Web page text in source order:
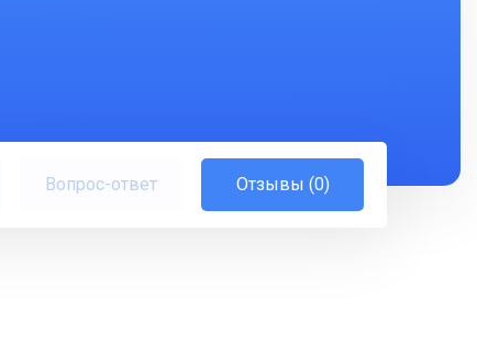
Вопрос-ответ Отзывы (0)